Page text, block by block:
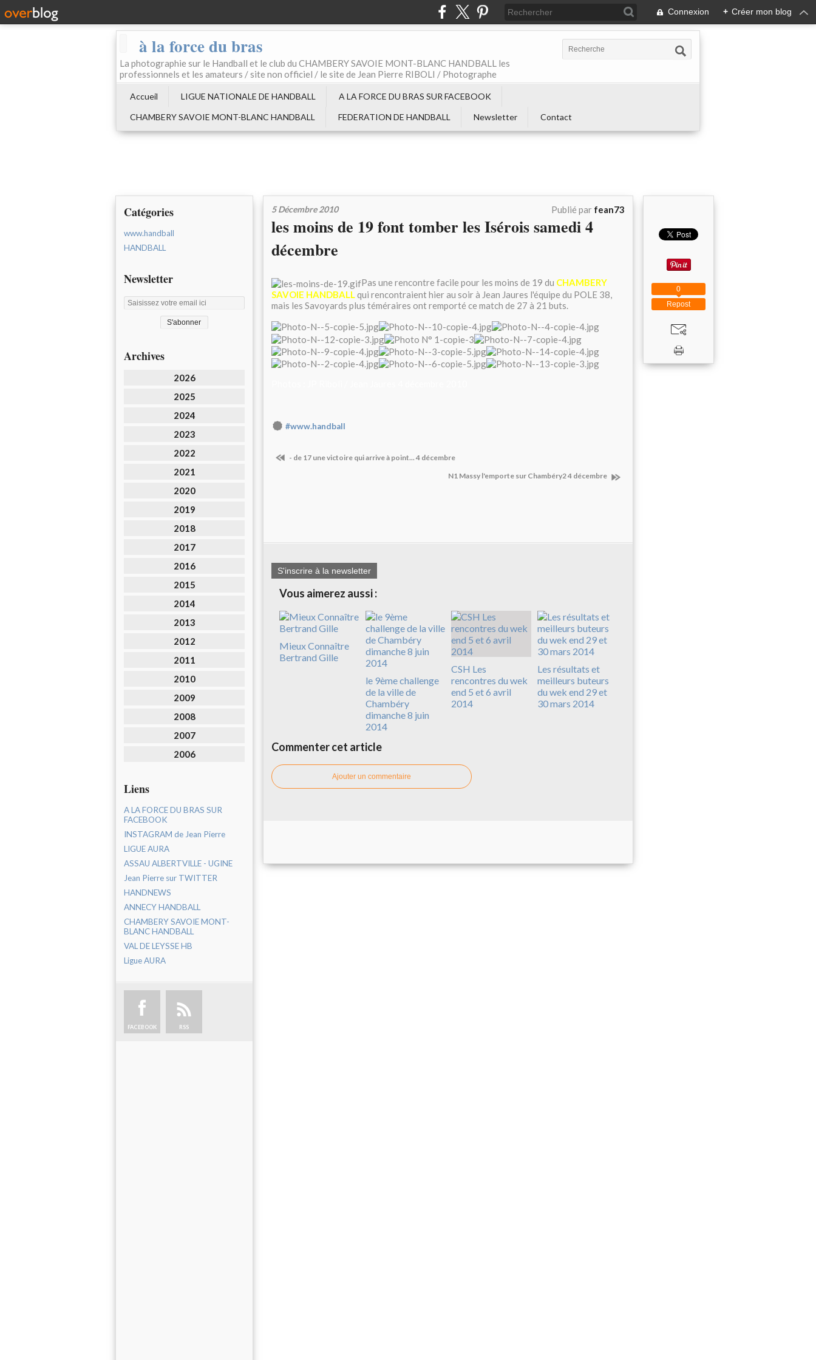
Connexion + Créer mon blog
à la force du bras
La photographie sur le Handball et le club du CHAMBERY SAVOIE MONT-BLANC HANDBALL les
professionnels et les amateurs / site non officiel / le site de Jean Pierre RIBOLI / Photographe
Accueil LIGUE NATIONALE DE HANDBALL
A LA FORCE DU BRAS SUR FACEBOOK
CHAMBERY SAVOIE MONT-BLANC HANDBALL
FEDERATION DE HANDBALL Newsletter Contact
Catégories
www.handball
HANDBALL
Newsletter
Archives
2026
2025
2024
2023
2022
2021
2020
2019
2018
2017
2016
2015
2014
2013
2012
2011
2010
2009
2008
2007
2006
Liens
A LA FORCE DU BRAS SUR
FACEBOOK
INSTAGRAM de Jean Pierre
LIGUE AURA
ASSAU ALBERTVILLE - UGINE
Jean Pierre sur TWITTER
HANDNEWS
ANNECY HANDBALL
CHAMBERY SAVOIE MONT-
BLANC HANDBALL
VAL DE LEYSSE HB
Ligue AURA
FACEBOOK RSS
5 Décembre 2010 Publié par fean73
les moins de 19 font tomber les Isérois samedi 4
décembre
Pas une rencontre facile pour les moins de 19 du CHAMBERY
SAVOIE HANDBALLqui rencontraient hier au soir à Jean Jaures l'équipe du POLE 38,
mais les Savoyards plus téméraires ont remporté ce match de 27 à 21 buts.
#www.handball
- de 17 une victoire qui arrive à point... 4 décembre
N1 Massy l'emporte sur Chambéry2 4 décembre
S'inscrire à la newsletter
Vous aimerez aussi :
Mieux Connaître
Bertrand Gille
le 9ème challenge
de la ville de
Chambéry
dimanche 8 juin
2014
CSH Les
rencontres du wek
end 5 et 6 avril
2014
Les résultats et
meilleurs buteurs
du wek end 29 et
30 mars 2014
Commenter cet article
Ajouter un commentaire
Repost
0